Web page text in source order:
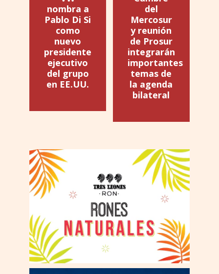
nombra a
Pablo Di Si
como
nuevo
presidente
ejecutivo
del grupo
en EE.UU.
del
Mercosur
y reunión
de Prosur
integrarán
importantes
temas de
la agenda
bilateral